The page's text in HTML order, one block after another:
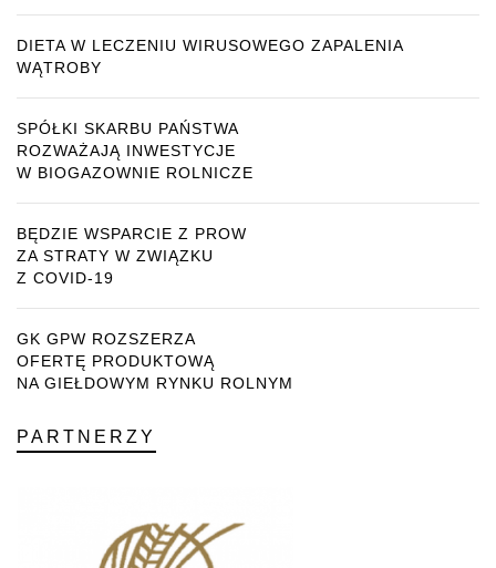
DIETA W LECZENIU WIRUSOWEGO ZAPALENIA
WĄTROBY
SPÓŁKI SKARBU PAŃSTWA
ROZWAŻAJĄ INWESTYCJE
W BIOGAZOWNIE ROLNICZE
BĘDZIE WSPARCIE Z PROW
ZA STRATY W ZWIĄZKU
Z COVID-19
GK GPW ROZSZERZA
OFERTĘ PRODUKTOWĄ
NA GIEŁDOWYM RYNKU ROLNYM
PARTNERZY